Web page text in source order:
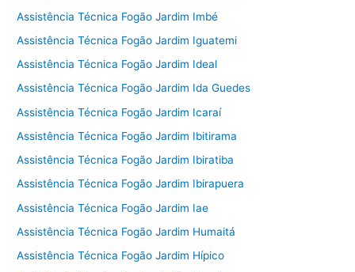
Assistência Técnica Fogão Jardim Imbé
Assistência Técnica Fogão Jardim Iguatemi
Assistência Técnica Fogão Jardim Ideal
Assistência Técnica Fogão Jardim Ida Guedes
Assistência Técnica Fogão Jardim Icaraí
Assistência Técnica Fogão Jardim Ibitirama
Assistência Técnica Fogão Jardim Ibiratiba
Assistência Técnica Fogão Jardim Ibirapuera
Assistência Técnica Fogão Jardim Iae
Assistência Técnica Fogão Jardim Humaitá
Assistência Técnica Fogão Jardim Hípico